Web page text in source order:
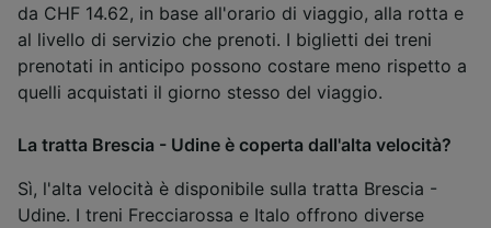
da CHF 14.62, in base all'orario di viaggio, alla rotta e
al livello di servizio che prenoti. I biglietti dei treni
prenotati in anticipo possono costare meno rispetto a
quelli acquistati il giorno stesso del viaggio.
La tratta Brescia - Udine è coperta dall'alta velocità?
Sì, l'alta velocità è disponibile sulla tratta Brescia -
Udine. I treni Frecciarossa e Italo offrono diverse